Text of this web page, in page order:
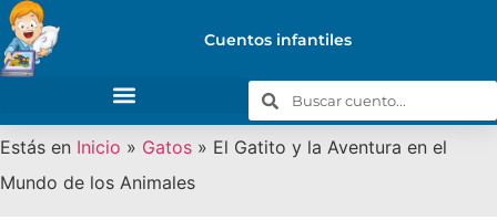
Cuentos infantiles
Estás en Inicio » Gatos » El Gatito y la Aventura en el
Mundo de los Animales